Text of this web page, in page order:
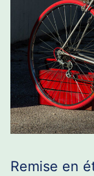
Remise en